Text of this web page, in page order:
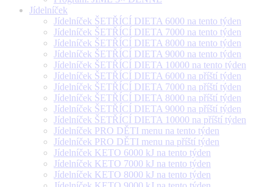
Jídelníček
Jídelníček ŠETŘÍCÍ DIETA 6000 na tento týden
Jídelníček ŠETŘÍCÍ DIETA 7000 na tento týden
Jídelníček ŠETŘÍCÍ DIETA 8000 na tento týden
Jídelníček ŠETŘÍCÍ DIETA 9000 na tento týden
Jídelníček ŠETŘÍCÍ DIETA 10000 na tento týden
Jídelníček ŠETŘÍCÍ DIETA 6000 na příští týden
Jídelníček ŠETŘÍCÍ DIETA 7000 na příští týden
Jídelníček ŠETŘÍCÍ DIETA 8000 na příští týden
Jídelníček ŠETŘÍCÍ DIETA 9000 na příští týden
Jídelníček ŠETŘÍCÍ DIETA 10000 na příští týden
Jídelníček PRO DĚTI menu na tento týden
Jídelníček PRO DĚTI menu na příští týden
Jídelníček KETO 6000 kJ na tento týden
Jídelníček KETO 7000 kJ na tento týden
Jídelníček KETO 8000 kJ na tento týden